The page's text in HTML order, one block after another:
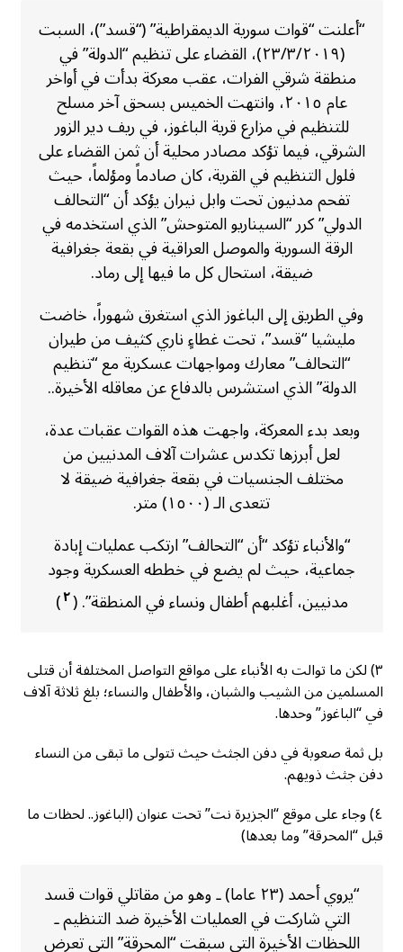
“أعلنت “قوات سورية الديمقراطية” (“قسد”)، السبت
(٢٣/٣/٢٠١٩)، القضاء على تنظيم “الدولة” في
منطقة شرقي الفرات، عقب معركة بدأت في أواخر
عام ٢٠١٥، وانتهت الخميس بسحق آخر مسلح
للتنظيم في مزارع قرية الباغوز، في ريف دير الزور
الشرقي، فيما تؤكد مصادر محلية أن ثمن القضاء على
فلول التنظيم في القرية، كان صادماً ومؤلماً، حيث
تفحم مدنيون تحت وابل نيران يؤكد أن “التحالف
الدولي” كرر “السيناريو المتوحش” الذي استخدمه في
الرقة السورية والموصل العراقية في بقعة جغرافية
ضيقة، استحال كل ما فيها إلى رماد.
وفي الطريق إلى الباغوز الذي استغرق شهوراً، خاضت
مليشيا “قسد”، تحت غطاءٍ ناري كثيف من طيران
“التحالف” معارك ومواجهات عسكرية مع “تنظيم
الدولة” الذي استشرس بالدفاع عن معاقله الأخيرة..
وبعد بدء المعركة، واجهت هذه القوات عقبات عدة،
لعل أبرزها تكدس عشرات آلاف المدنيين من
مختلف الجنسيات في بقعة جغرافية ضيقة لا
تتعدى الـ (١٥٠٠) متر.
“والأنباء تؤكد “أن “التحالف” ارتكب عمليات إبادة
جماعية، حيث لم يضع في خططه العسكرية وجود
مدنيين، أغلبهم أطفال ونساء في المنطقة”. (٢)
٣) لكن ما توالت به الأنباء على مواقع التواصل المختلفة أن قتلى
المسلمين من الشيب والشبان، والأطفال والنساء؛ بلغ ثلاثة آلاف
في “الباغوز” وحدها.
بل ثمة صعوبة في دفن الجثث حيث تتولى ما تبقى من النساء
دفن جثث ذويهم.
٤) وجاء على موقع “الجزيرة نت” تحت عنوان (الباغوز.. لحظات ما
قبل “المحرقة” وما بعدها)
“يروي أحمد (٢٣ عاما) ـ وهو من مقاتلي قوات قسد
التي شاركت في العمليات الأخيرة ضد التنظيم ـ
اللحظات الأخيرة التي سبقت “المحرقة” التي تعرض